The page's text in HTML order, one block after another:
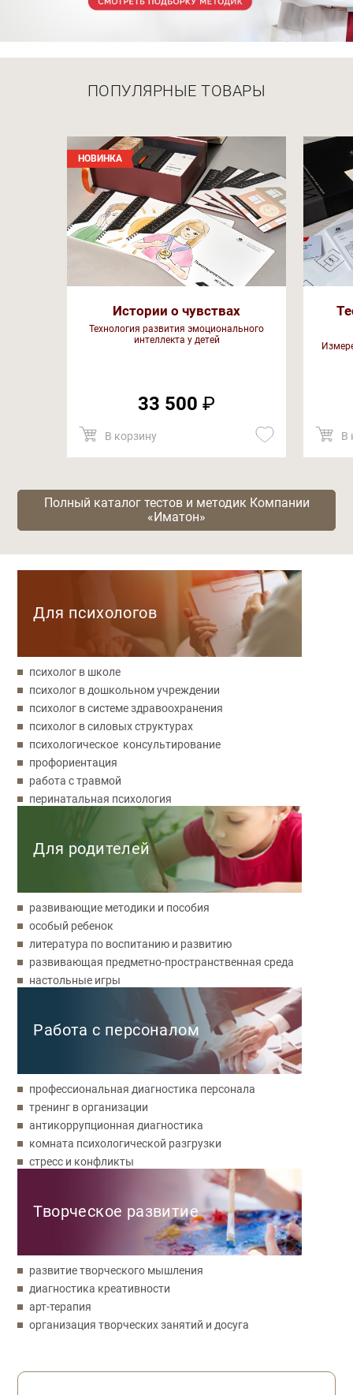
ПОПУЛЯРНЫЕ ТОВАРЫ
НОВИНКА
Истории о чувствах
Технология развития эмоционального
интеллекта у детей
33 500 ₽
В корзину В
Полный каталог тестов и методик Компании
«Иматон»
Для психологов
психолог в школе
психолог в дошкольном учреждении
психолог в системе здравоохранения
психолог в силовых структурах
психологическое консультирование
профориентация
работа с травмой
перинатальная психология
Для родителей
развивающие методики и пособия
особый ребенок
литература по воспитанию и развитию
развивающая предметно-пространственная среда
настольные игры
Работа с персоналом
профессиональная диагностика персонала
тренинг в организации
антикоррупционная диагностика
комната психологической разгрузки
стресс и конфликты
Творческое развитие
развитие творческого мышления
диагностика креативности
арт-терапия
организация творческих занятий и досуга
Обратная связь